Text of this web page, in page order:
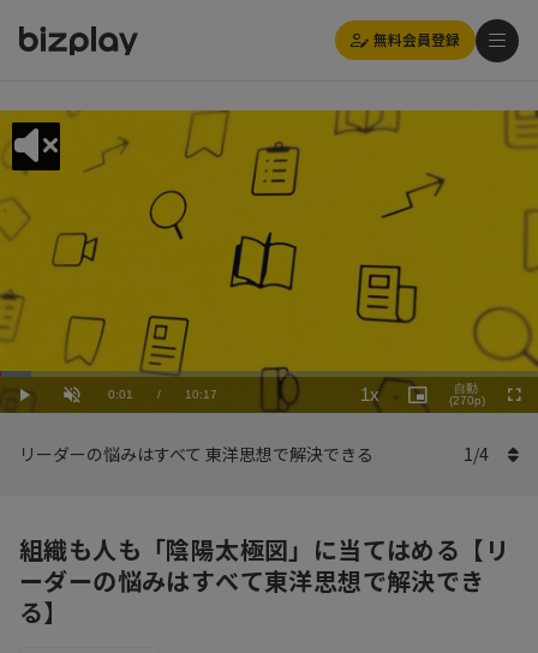
無料会員登録
Play UnmuteCurrent
0:01 / Duration
10:17
Loaded:
5.84%
1x
Playback
Rate
Picture-
in-
自動
(270p)
リーダーの悩みはすべて 東洋思想で解決できる 1/4
組織も人も「陰陽太極図」に当てはめる【リ
ーダーの悩みはすべて東洋思想で解決でき
る】